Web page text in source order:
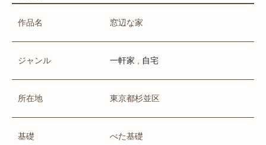
作品名 窓辺な家
ジャンル 一軒家 自宅
所在地 東京都杉並区
基礎 べた基礎